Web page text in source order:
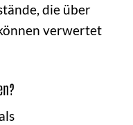
die über
verwertet